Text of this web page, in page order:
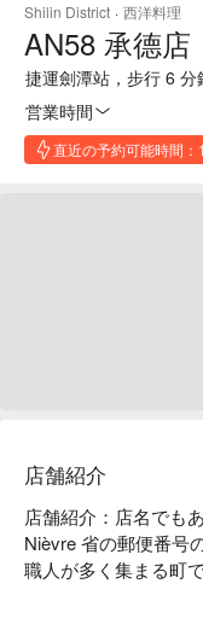
Shilin District · 西洋料理
AN58 承德店
捷運劍潭站，步行 6 分
営業時間
直近の予約可能時間：
店舗紹介
店舗紹介：店名でも
Nièvre 省の郵便番号
職人が多く集まる町
芸職人に負けないく